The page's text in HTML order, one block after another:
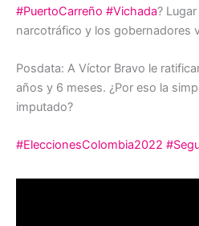
#PuertoCarreño #Vichada?
narcotráfico y los gobernadores
Posdata: A Víctor Bravo le
años y 6 meses. ¿Por eso la
imputado?
#EleccionesColombia2022